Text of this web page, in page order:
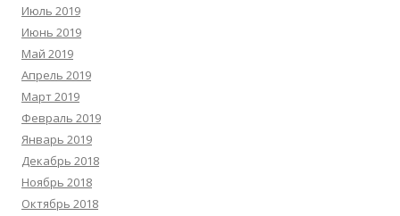
Июль 2019
Июнь 2019
Май 2019
Апрель 2019
Март 2019
Февраль 2019
Январь 2019
Декабрь 2018
Ноябрь 2018
Октябрь 2018